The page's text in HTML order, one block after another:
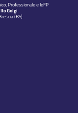
Professionale e IeFP
Golgi
(BS)